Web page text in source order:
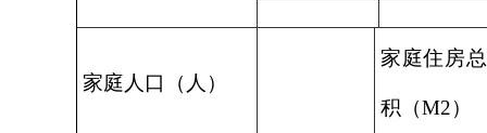
家庭人口（人）
家庭住房
积（M2）